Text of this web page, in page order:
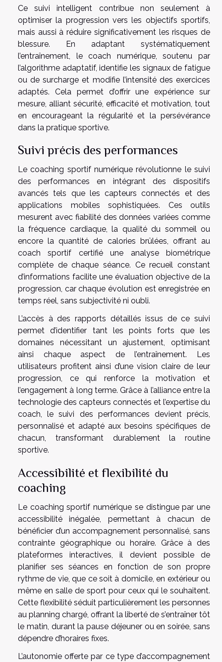
Ce suivi intelligent contribue non seulement à
optimiser la progression vers les objectifs sportifs,
mais aussi à réduire significativement les risques de
blessure. En adaptant systématiquement
l’entraînement, le coach numérique, soutenu par
l’algorithme adaptatif, identifie les signaux de fatigue
ou de surcharge et modifie l’intensité des exercices
adaptés. Cela permet d’offrir une expérience sur
mesure, alliant sécurité, efficacité et motivation, tout
en encourageant la régularité et la persévérance
dans la pratique sportive.
Suivi précis des performances
Le coaching sportif numérique révolutionne le suivi
des performances en intégrant des dispositifs
avancés tels que les capteurs connectés et des
applications mobiles sophistiquées. Ces outils
mesurent avec fiabilité des données variées comme
la fréquence cardiaque, la qualité du sommeil ou
encore la quantité de calories brûlées, offrant au
coach sportif certifié une analyse biométrique
complète de chaque séance. Ce recueil constant
d’informations facilite une évaluation objective de la
progression, car chaque évolution est enregistrée en
temps réel, sans subjectivité ni oubli.
L’accès à des rapports détaillés issus de ce suivi
permet d’identifier tant les points forts que les
domaines nécessitant un ajustement, optimisant
ainsi chaque aspect de l’entraînement. Les
utilisateurs profitent ainsi d’une vision claire de leur
progression, ce qui renforce la motivation et
l’engagement à long terme. Grâce à l’alliance entre la
technologie des capteurs connectés et l’expertise du
coach, le suivi des performances devient précis,
personnalisé et adapté aux besoins spécifiques de
chacun, transformant durablement la routine
sportive.
Accessibilité et flexibilité du
coaching
Le coaching sportif numérique se distingue par une
accessibilité inégalée, permettant à chacun de
bénéficier d’un accompagnement personnalisé, sans
contrainte géographique ou horaire. Grâce à des
plateformes interactives, il devient possible de
planifier ses séances en fonction de son propre
rythme de vie, que ce soit à domicile, en extérieur ou
même en salle de sport pour ceux qui le souhaitent.
Cette flexibilité séduit particulièrement les personnes
au planning chargé, offrant la liberté de s’entraîner tôt
le matin, durant la pause déjeuner ou en soirée, sans
dépendre d’horaires fixes.
L’autonomie offerte par ce type d’accompagnement